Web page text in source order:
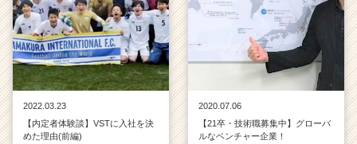
2022.03.23
【内定者体験談】VSTに入社を決
めた理由(前編)
2020.07.06
【21卒・技術職募集中】グローバ
ルなベンチャー企業！